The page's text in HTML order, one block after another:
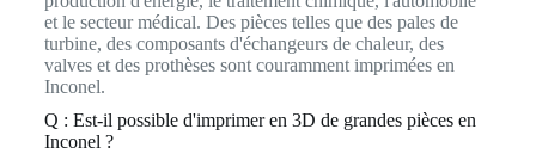
et le secteur médical. Des pièces telles que des pales de
turbine, des composants d'échangeurs de chaleur, des
valves et des prothèses sont couramment imprimées en
Inconel.
Q : Est-il possible d'imprimer en 3D de grandes pièces en
Inconel ?